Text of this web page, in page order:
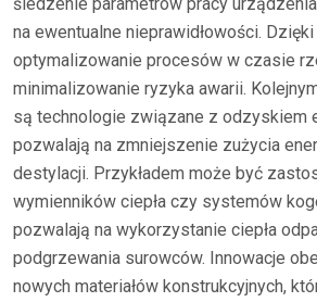
na ewentualne nieprawidłowości.
optymalizowanie procesów w czasie
minimalizowanie ryzyka awarii.
są technologie związane z odzyskiem
pozwalają na zmniejszenie zużycia
destylacji. Przykładem może być
wymienników ciepła czy systemów
pozwalają na wykorzystanie ciepła
podgrzewania surowców. Innowacje
nowych materiałów konstrukcyjnych,